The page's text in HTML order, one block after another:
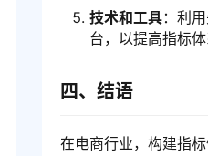
技术和工具：利
台，以提高指标体
四、结语
在电商行业，构建指